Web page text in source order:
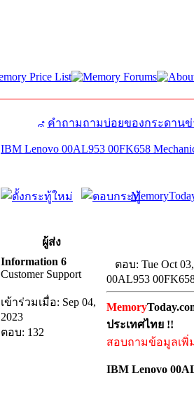
คำถามถามบ่อยของกระดานข่
IBM Lenovo 00AL953 00FK658
ผู้ส่ง
Information 6
Customer Support
เข้าร่วมเมื่อ: Sep 04,
2023
ตอบ: 132
ตอบ: Tue Oct
00AL953
Memory
ประเทศไทย !!
สอบถามข้อมูลเพิ่
IBM Lenovo